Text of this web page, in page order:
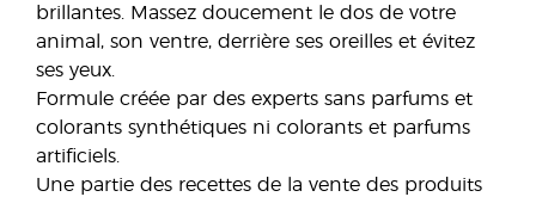
brillantes. Massez doucement le dos de votre
animal, son ventre, derrière ses oreilles et évitez
ses yeux.
Formule créée par des experts sans parfums et
colorants synthétiques ni colorants et parfums
artificiels.
Une partie des recettes de la vente des produits